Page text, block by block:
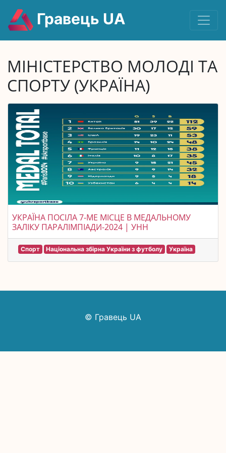
Гравець UA
МІНІСТЕРСТВО МОЛОДІ ТА
СПОРТУ (УКРАЇНА)
УКРАЇНА ПОСІЛА 7-МЕ МІСЦЕ В МЕДАЛЬНОМУ
ЗАЛІКУ ПАРАЛІМПІАДИ-2024 | УНН
Спорт Національна збірна України з футболу Україна
© Гравець UA